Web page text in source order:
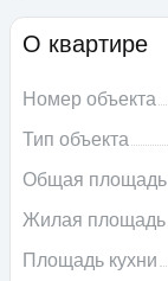
О квартире
Номер объекта
Тип объекта
Общая площадь
Жилая площадь
Площадь кухни